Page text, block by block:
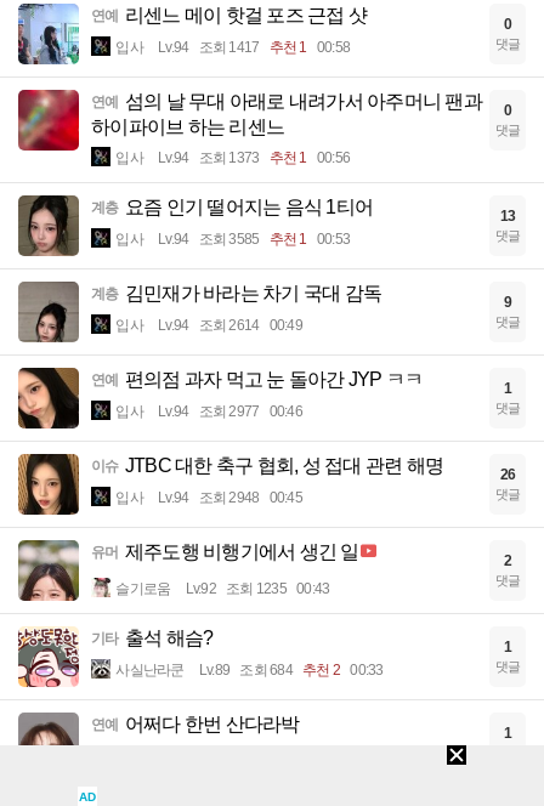
연예 리센느 메이 핫걸 포즈 근접 샷
입사 Lv.94 조회 1417 추천 1 00:58
0
댓글
연예
섬의 날 무대 아래로 내려가서 아주머니 팬과
하이파이브 하는 리센느
입사 Lv.94 조회 1373 추천 1 00:56
0
댓글
계층 요즘 인기 떨어지는 음식 1티어
입사 Lv.94 조회 3585 추천 1 00:53
13
댓글
계층 김민재가 바라는 차기 국대 감독
입사 Lv.94 조회 2614 00:49
9
댓글
연예 편의점 과자 먹고 눈 돌아간 JYP ㅋㅋ
입사 Lv.94 조회 2977 00:46
1
댓글
이슈 JTBC 대한 축구 협회, 성 접대 관련 해명
입사 Lv.94 조회 2948 00:45
26
댓글
유머 제주도행 비행기에서 생긴 일
슬기로움 Lv.92 조회 1235 00:43
2
댓글
기타 출석 해슴?
사실난라쿤 Lv.89 조회 684 추천 2 00:33
1
댓글
연예 어쩌다 한번 산다라박 1
AD